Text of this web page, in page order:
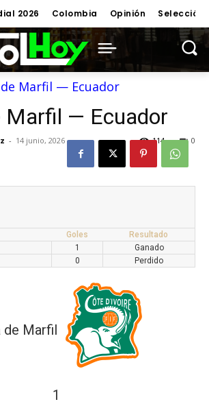
2026 Colombia Opinión Selección
Marfil — Ecuador
Marfil — Ecuador
- 14 junio, 2026 0
114
Goles
Resultado
1
Ganado
0 Perdido
Marfil
1